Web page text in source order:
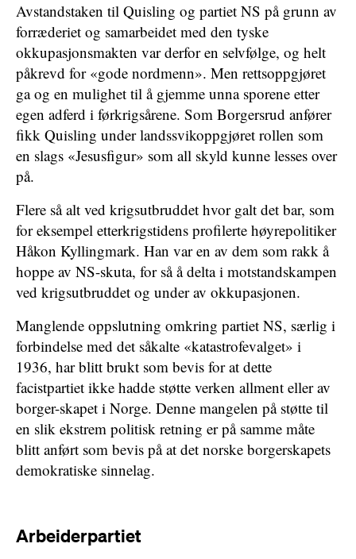
Avstandstaken til Quisling og partiet NS på grunn av
forræderiet og samarbeidet med den tyske
okkupasjonsmakten var derfor en selvfølge, og helt
påkrevd for «gode nordmenn». Men rettsoppgjøret
ga og en mulighet til å gjemme unna sporene etter
egen adferd i førkrigsårene. Som Borgersrud anfører
fikk Quisling under landssvikoppgjøret rollen som
en slags «Jesusfigur» som all skyld kunne lesses over
på.
Flere så alt ved krigsutbruddet hvor galt det bar, som
for eksempel etterkrigstidens profilerte høyrepolitiker
Håkon Kyllingmark. Han var en av dem som rakk å
hoppe av NS-skuta, for så å delta i motstandskampen
ved krigsutbruddet og under av okkupasjonen.
Manglende oppslutning omkring partiet NS, særlig i
forbindelse med det såkalte «katastrofevalget» i
1936, har blitt brukt som bevis for at dette
facistpartiet ikke hadde støtte verken allment eller av
borger-skapet i Norge. Denne mangelen på støtte til
en slik ekstrem politisk retning er på samme måte
blitt anført som bevis på at det norske borgerskapets
demokratiske sinnelag.
Arbeiderpartiet